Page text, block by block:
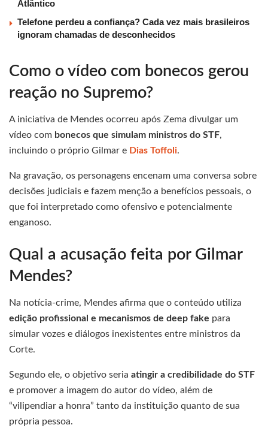
Atlântico
Telefone perdeu a confiança? Cada vez mais brasileiros
ignoram chamadas de desconhecidos
Como o vídeo com bonecos gerou
reação no Supremo?
A iniciativa de Mendes ocorreu após Zema divulgar um
vídeo com bonecos que simulam ministros do STF,
incluindo o próprio Gilmar e Dias Toffoli.
Na gravação, os personagens encenam uma conversa sobre
decisões judiciais e fazem menção a benefícios pessoais, o
que foi interpretado como ofensivo e potencialmente
enganoso.
Qual a acusação feita por Gilmar
Mendes?
Na notícia-crime, Mendes afirma que o conteúdo utiliza
edição profissional e mecanismos de deep fake para
simular vozes e diálogos inexistentes entre ministros da
Corte.
Segundo ele, o objetivo seria atingir a credibilidade do STF
e promover a imagem do autor do vídeo, além de
“vilipendiar a honra” tanto da instituição quanto de sua
própria pessoa.